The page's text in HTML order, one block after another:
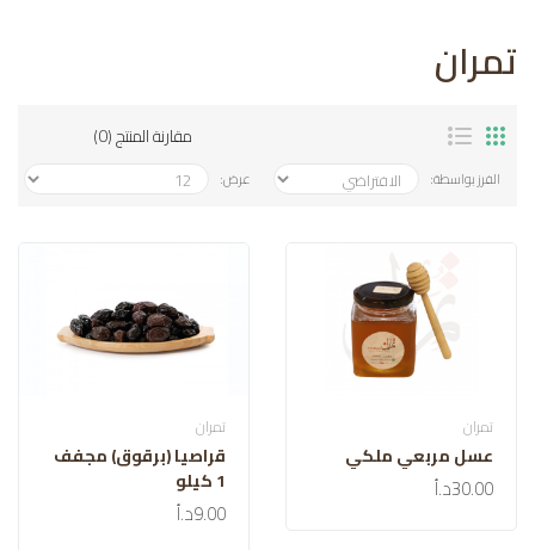
تمران
مقارنة المنتج (0)
الفرز بواسطة: عرض:
تمران
عسل مربعي ملكي
30.00د.أ
تمران
قراصيا (برقوق) مجفف
1 كيلو
9.00د.أ